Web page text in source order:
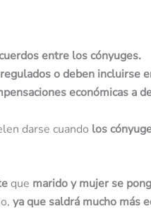
entre los cónyuges.
o deben incluirse
económicas a
darse cuando los
que marido y mujer se
ya que saldrá mucho más